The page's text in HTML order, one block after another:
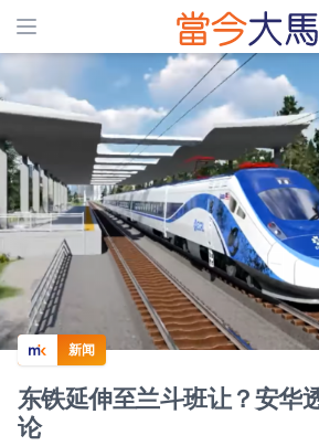
ADS
新闻
东铁延伸至兰斗班让？安华
论